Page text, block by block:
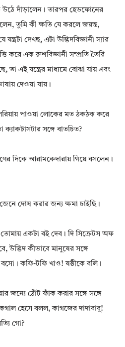
উঠে দাঁড়ালেন। তারপর হেডফোনের
তুমি কী ক্ষতি যে করলে জয়ন্ত,
দেখছ, এটা উদ্ভিদবিজ্ঞানী স্যার
করে এক রুশবিজ্ঞানী সম্প্রতি তৈরি
তা এই যন্ত্রের মাধ্যমে বোঝা যায় এবং
দেওয়া যায়।
পাওয়া লোকের মত ঠকঠক করে
সঙ্গে বাতচিত?
দিকে আরামকেদারায় গিয়ে বসলেন।
দোষ করার জন্য ক্ষমা চাইছি।
তোমায় একটা বই দেব। দি সিক্রেটস অফ
উদ্ভিদ কীভাবে মানুষের সঙ্গে
কফি-টফি খাও! ষষ্ঠীকে বলি।
জন্যে ঠোঁট ফাঁক করার সঙ্গে সঙ্গে
হেসে বলল, কাগজের দাদাবাবু!
গো?